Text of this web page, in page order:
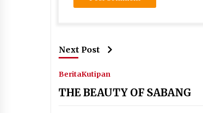
Next Post
BeritaKutipan
THE BEAUTY OF SABANG